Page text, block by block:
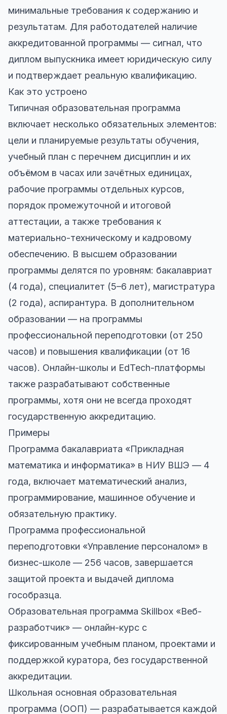
минимальные требования к содержанию и
результатам. Для работодателей наличие
аккредитованной программы — сигнал, что
диплом выпускника имеет юридическую силу
и подтверждает реальную квалификацию.
Как это устроено
Типичная образовательная программа
включает несколько обязательных элементов:
цели и планируемые результаты обучения,
учебный план с перечнем дисциплин и их
объёмом в часах или зачётных единицах,
рабочие программы отдельных курсов,
порядок промежуточной и итоговой
аттестации, а также требования к
материально-техническому и кадровому
обеспечению. В высшем образовании
программы делятся по уровням: бакалавриат
(4 года), специалитет (5–6 лет), магистратура
(2 года), аспирантура. В дополнительном
образовании — на программы
профессиональной переподготовки (от 250
часов) и повышения квалификации (от 16
часов). Онлайн-школы и EdTech-платформы
также разрабатывают собственные
программы, хотя они не всегда проходят
государственную аккредитацию.
Примеры
Программа бакалавриата «Прикладная
математика и информатика» в НИУ ВШЭ — 4
года, включает математический анализ,
программирование, машинное обучение и
обязательную практику.
Программа профессиональной
переподготовки «Управление персоналом» в
бизнес-школе — 256 часов, завершается
защитой проекта и выдачей диплома
гособразца.
Образовательная программа Skillbox «Веб-
разработчик» — онлайн-курс с
фиксированным учебным планом, проектами и
поддержкой куратора, без государственной
аккредитации.
Школьная основная образовательная
программа (ООП) — разрабатывается каждой